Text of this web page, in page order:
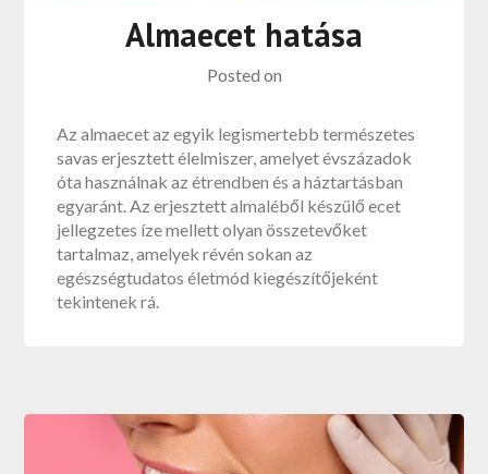
Almaecet hatása
Posted on
Az almaecet az egyik legismertebb természetes
savas erjesztett élelmiszer, amelyet évszázadok
óta használnak az étrendben és a háztartásban
egyaránt. Az erjesztett almaléből készülő ecet
jellegzetes íze mellett olyan összetevőket
tartalmaz, amelyek révén sokan az
egészségtudatos életmód kiegészítőjeként
tekintenek rá.